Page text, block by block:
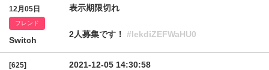
12月05日
フレンド
Switch
表示期限切れ
2人募集です！ #lekdiZEFWaHU0
[625]
2021-12-05 14:30:58